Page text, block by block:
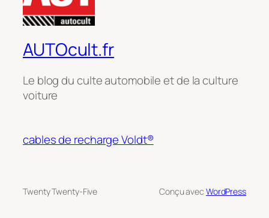
AUTOcult.fr
Le blog du culte automobile et de la culture
voiture
cables de recharge Voldt®
Twenty Twenty-Five Conçu avec WordPress